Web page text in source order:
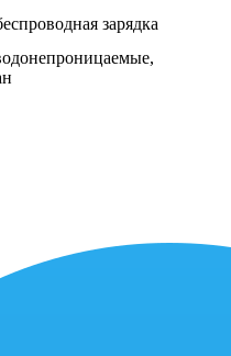
зарядка